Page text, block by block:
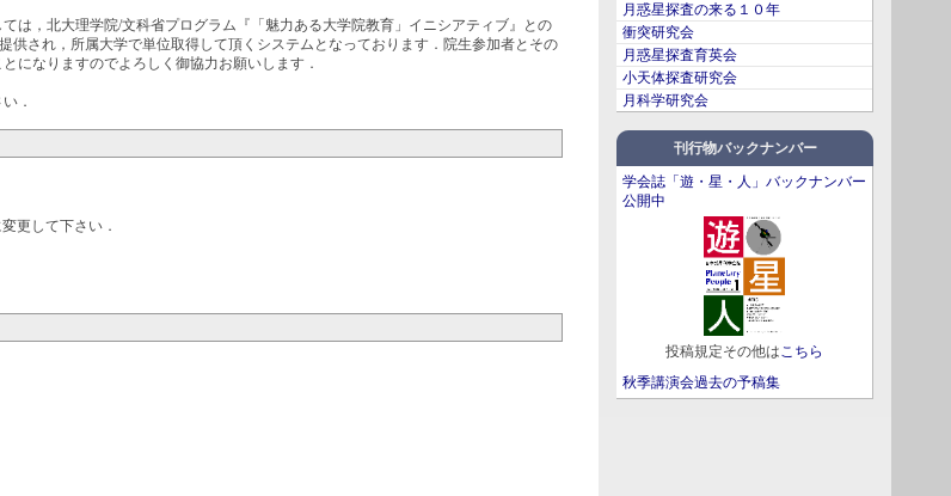
月惑星探査の来る１０年
衝突研究会
月惑星探査育英会
小天体探査研究会
月科学研究会
刊行物バックナンバー
学会誌「遊・星・人」バックナンバー
公開中
投稿規定その他はこちら
秋季講演会過去の予稿集
は，北大理学院/文科省プログラム『「魅力ある大学院教育」イニシアティブ』との
され，所属大学で単位取得して頂くシステムとなっております．院生参加者とその
になりますのでよろしく御協力お願いします．
．
更して下さい．